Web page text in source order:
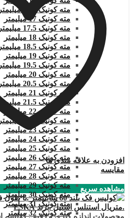
مته کونیک 16.5 میلیمتر
مته کونیک 17 میلیمتر
مته کونیک 17.5 میلیمتر
مته کونیک 18 میلیمتر
مته کونیک 18.5 میلیمتر
مته کونیک 19 میلیمتر
مته کونیک 19.5 میلیمتر
مته کونیک 20 میلیمتر
مته کونیک 20.5 میلیمتر
مته کونیک 21 میلیمتر
مته کونیک 21.5 میلیمتر
مته کونیک 22 میلیمتر
مته کونیک 22.5 میلیمتر
مته کونیک 23 میلیمتر
مته کونیک 24 میلیمتر
مته کونیک 25 میلیمتر
مته کونیک 26 میلیمتر
مته کونیک 27 میلیمتر
مته کونیک 28 میلیمتر
مته کونیک 29 میلیمتر
مته کونیک 30 میلیمتر
مته کونیک 31 میلیمتر
مته کونیک 32 میلمتر
افزودن به علاقه مندی ها
مقایسه
مشاهده سریع
محصولات اندازه گیری و دقیق,کولیس